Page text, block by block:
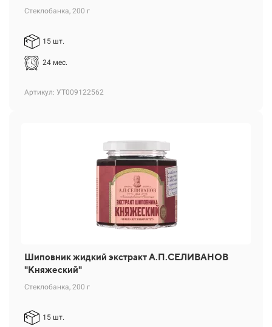
Стеклобанка, 200 г
15 шт.
24 мес.
Артикул: УТ009122562
Шиповник жидкий экстракт А.П.СЕЛИВАНОВ
"Княжеский"
Стеклобанка, 200 г
15 шт.